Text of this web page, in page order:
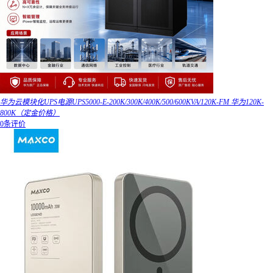
华为云模块化UPS电源UPS5000-E-200K/300K/400K/500/600KVA/120K-FM 华为120K-
800K（定金价格）
0条评价